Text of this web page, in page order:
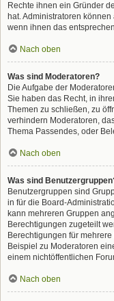
Rechte ihnen ein Gründer
hat. Administratoren
wenn ihnen das
Nach oben
Was sind Moderatoren?
Die Aufgabe der
Sie haben das Recht, in
Themen zu schließen, zu
verhindern Moderatoren,
Thema Passendes, oder
Nach oben
Was sind
Benutzergruppen sind
in für die Board-
kann mehreren Gruppen
Berechtigungen zugeteilt
Berechtigungen für
Beispiel zu Moderatoren
einem nichtöffentlichen
Nach oben